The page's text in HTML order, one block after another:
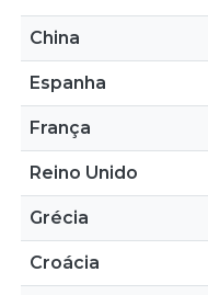
China
Espanha
França
Reino Unido
Grécia
Croácia